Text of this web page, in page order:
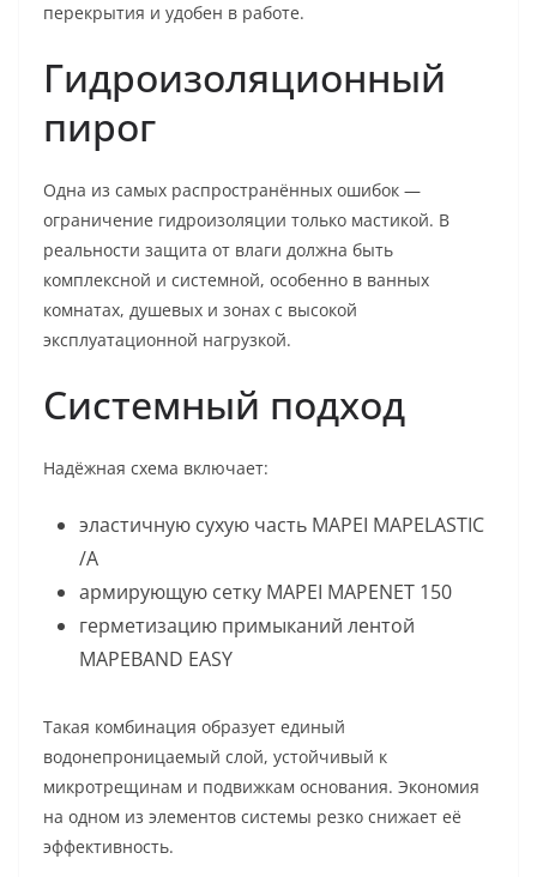
перекрытия и удобен в работе.
Гидроизоляционный
пирог
Одна из самых распространённых ошибок —
ограничение гидроизоляции только мастикой. В
реальности защита от влаги должна быть
комплексной и системной, особенно в ванных
комнатах, душевых и зонах с высокой
эксплуатационной нагрузкой.
Системный подход
Надёжная схема включает:
эластичную сухую часть MAPEI MAPELASTIC
/A
армирующую сетку MAPEI MAPENET 150
герметизацию примыканий лентой
MAPEBAND EASY
Такая комбинация образует единый
водонепроницаемый слой, устойчивый к
микротрещинам и подвижкам основания. Экономия
на одном из элементов системы резко снижает её
эффективность.